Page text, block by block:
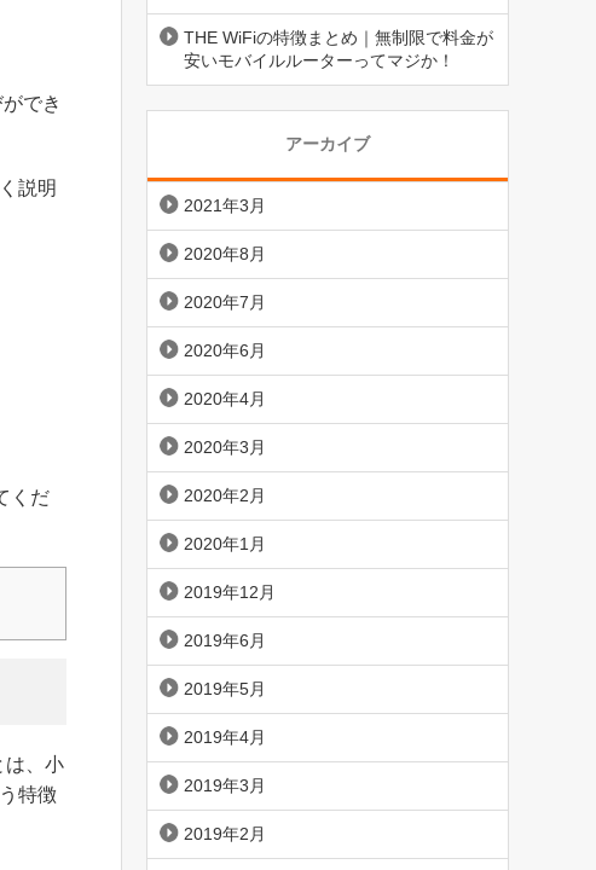
でき
説明
くだ
は、小
特徴
THE WiFiの特徴まとめ｜無制限で料金が
安いモバイルルーターってマジか！
アーカイブ
2021年3月
2020年8月
2020年7月
2020年6月
2020年4月
2020年3月
2020年2月
2020年1月
2019年12月
2019年6月
2019年5月
2019年4月
2019年3月
2019年2月